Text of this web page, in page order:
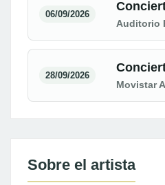
06/09/2026
Auditorio
28/09/2026
Movistar
Sobre el artista